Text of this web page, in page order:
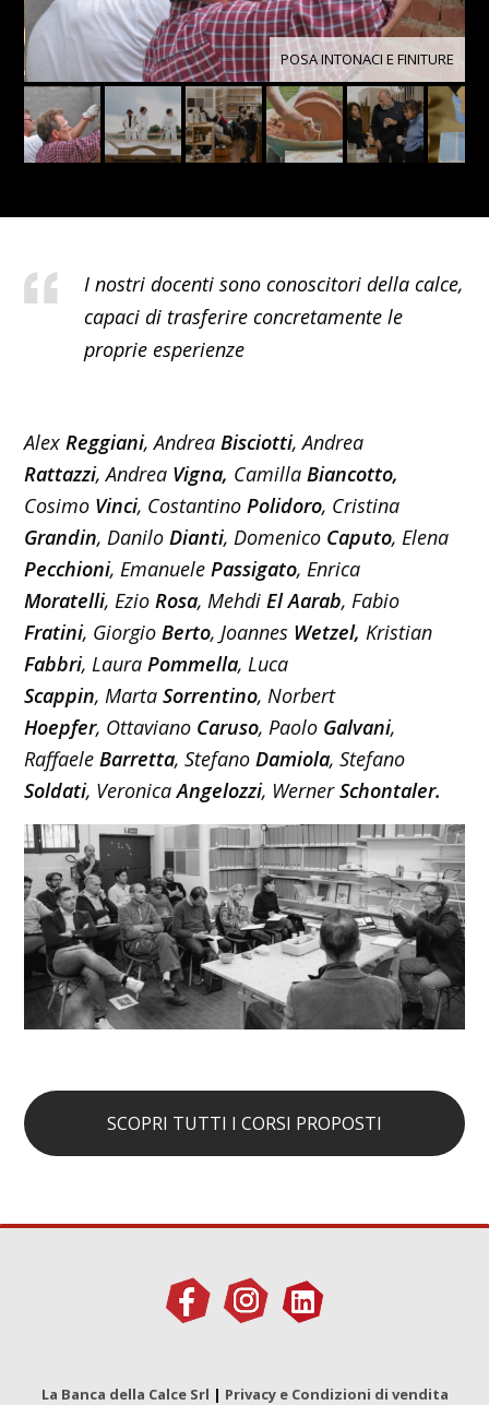
POSA INTONACI E FINITURE
I nostri docenti sono conoscitori della calce,
capaci di trasferire concretamente le
proprie esperienze
Alex Reggiani, Andrea Bisciotti, Andrea
Rattazzi,Andrea Vigna, Camilla Biancotto,
Cosimo Vinci, Costantino Polidoro, Cristina
Grandin, Danilo Dianti, Domenico Caputo, Elena
Pecchioni, Emanuele Passigato, Enrica
Moratelli, Ezio Rosa, Mehdi El Aarab, Fabio
Fratini, Giorgio Berto, Joannes Wetzel, Kristian
Fabbri, Laura Pommella, Luca
Scappin, MartaSorrentino, Norbert
Hoepfer, Ottaviano Caruso, Paolo Galvani,
Raffaele Barretta, Stefano Damiola, Stefano
Soldati, VeronicaAngelozzi, WernerSchontaler.
SCOPRI TUTTI I CORSI PROPOSTI
La Banca della Calce Srl | Privacy e Condizioni di vendita